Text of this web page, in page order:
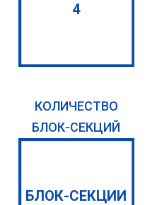
4
КОЛИЧЕСТВО
БЛОК-СЕКЦИЙ
БЛОК-СЕКЦИИ